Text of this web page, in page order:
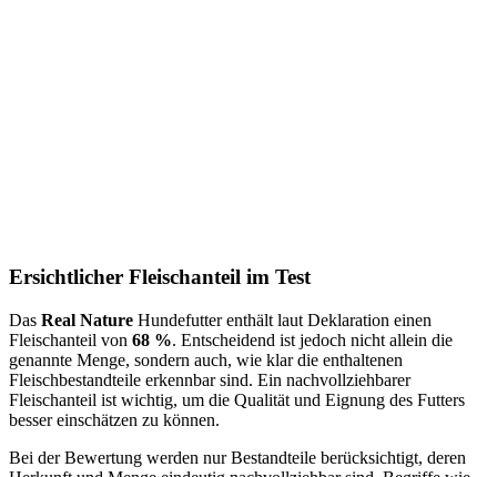
Ersichtlicher Fleischanteil im Test
Das Real Nature Hundefutter enthält laut Deklaration einen
Fleischanteil von 68 %. Entscheidend ist jedoch nicht allein die
genannte Menge, sondern auch, wie klar die enthaltenen
Fleischbestandteile erkennbar sind. Ein nachvollziehbarer
Fleischanteil ist wichtig, um die Qualität und Eignung des Futters
besser einschätzen zu können.
Bei der Bewertung werden nur Bestandteile berücksichtigt, deren